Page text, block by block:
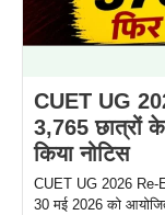
CUET UG
3,765 छात्रों के
किया नोटिस
CUET UG 2026 Re-
30 मई 2026 को